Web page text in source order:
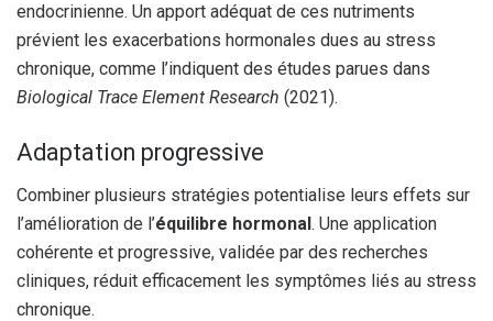
endocrinienne. Un apport adéquat de ces nutriments
prévient les exacerbations hormonales dues au stress
chronique, comme l’indiquent des études parues dans
Biological Trace Element Research (2021).
Adaptation progressive
Combiner plusieurs stratégies potentialise leurs effets sur
l’amélioration de l’équilibre hormonal. Une application
cohérente et progressive, validée par des recherches
cliniques, réduit efficacement les symptômes liés au stress
chronique.